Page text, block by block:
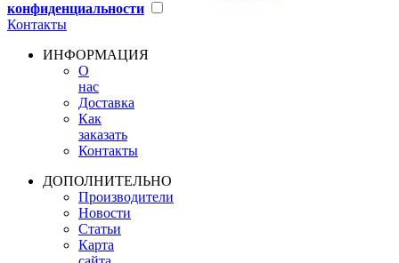
конфиденциальности
Контакты
ИНФОРМАЦИЯ
О
нас
Доставка
Как
заказать
Контакты
ДОПОЛНИТЕЛЬНО
Производители
Новости
Статьи
Карта